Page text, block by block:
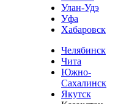
Улан-Удэ
Уфа
Хабаровск
Челябинск
Чита
Южно-
Сахалинск
Якутск